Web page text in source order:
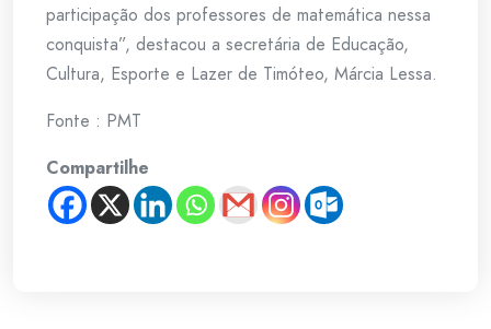
participação dos professores de matemática nessa
conquista”, destacou a secretária de Educação,
Cultura, Esporte e Lazer de Timóteo, Márcia Lessa.
Fonte : PMT
Compartilhe